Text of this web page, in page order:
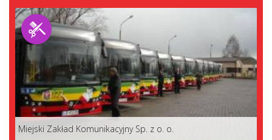
Miejski Zakład Komunikacyjny Sp. z o. o.